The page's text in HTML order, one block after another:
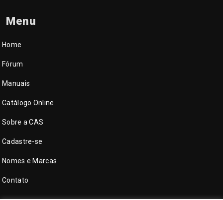
Menu
Home
Fórum
Manuais
Catálogo Online
Sobre a CAS
Cadastre-se
Nomes e Marcas
Contato